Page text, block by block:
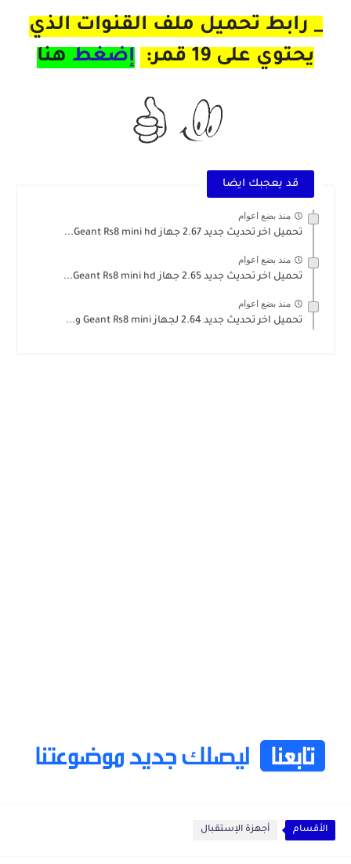
_ رابط تحميل ملف القنوات الذي
يحتوي على 19 قمر:
إضغط هنا
قد يعجبك ايضا
منذ بضع اعوام
تحميل اخر تحديث جديد 2.67 جهاز Geant Rs8 mini hd...
منذ بضع اعوام
تحميل اخر تحديث جديد 2.65 جهاز Geant Rs8 mini hd...
منذ بضع اعوام
تحميل اخر تحديث جديد 2.64 لجهاز Geant Rs8 mini و...
الأقسام أجهزة الإستقبال